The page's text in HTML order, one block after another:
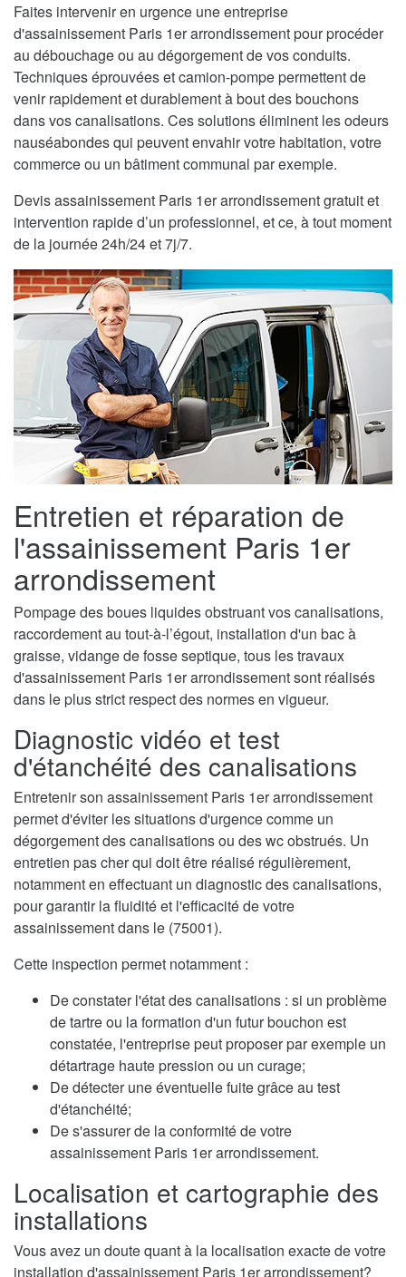
Faites intervenir en urgence une entreprise
d'assainissement Paris 1er arrondissement pour procéder
au débouchage ou au dégorgement de vos conduits.
Techniques éprouvées et camion-pompe permettent de
venir rapidement et durablement à bout des bouchons
dans vos canalisations. Ces solutions éliminent les odeurs
nauséabondes qui peuvent envahir votre habitation, votre
commerce ou un bâtiment communal par exemple.
Devis assainissement Paris 1er arrondissement gratuit et
intervention rapide d’un professionnel, et ce, à tout moment
de la journée 24h/24 et 7j/7.
Entretien et réparation de
l'assainissement Paris 1er
arrondissement
Pompage des boues liquides obstruant vos canalisations,
raccordement au tout-à-l’égout, installation d'un bac à
graisse, vidange de fosse septique, tous les travaux
d'assainissement Paris 1er arrondissement sont réalisés
dans le plus strict respect des normes en vigueur.
Diagnostic vidéo et test
d'étanchéité des canalisations
Entretenir son assainissement Paris 1er arrondissement
permet d'éviter les situations d'urgence comme un
dégorgement des canalisations ou des wc obstrués. Un
entretien pas cher qui doit être réalisé régulièrement,
notamment en effectuant un diagnostic des canalisations,
pour garantir la fluidité et l'efficacité de votre
assainissement dans le (75001).
Cette inspection permet notamment :
De constater l'état des canalisations : si un problème
de tartre ou la formation d'un futur bouchon est
constatée, l'entreprise peut proposer par exemple un
détartrage haute pression ou un curage;
De détecter une éventuelle fuite grâce au test
d'étanchéité;
De s'assurer de la conformité de votre
assainissement Paris 1er arrondissement.
Localisation et cartographie des
installations
Vous avez un doute quant à la localisation exacte de votre
installation d'assainissement Paris 1er arrondissement?